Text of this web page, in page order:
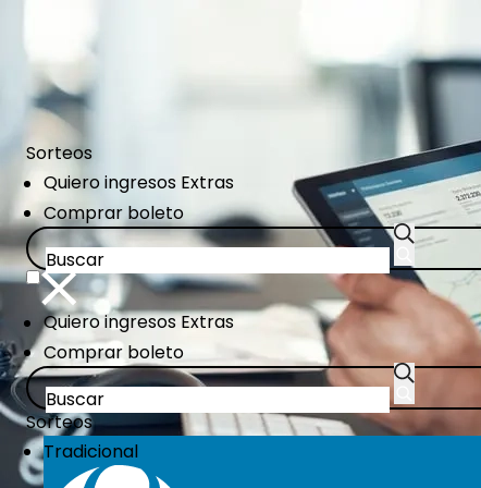
contenido
principal
Sorteos
CTA
Links
Quiero ingresos Extras
Comprar boleto
CTA
Links
Quiero ingresos Extras
Comprar boleto
Sorteos
Tradicional